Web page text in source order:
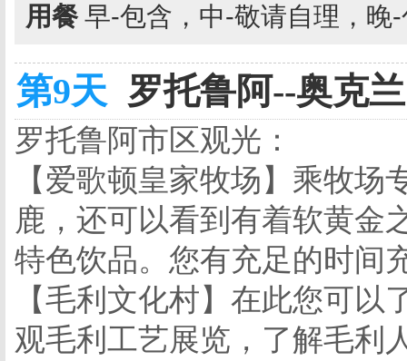
用餐 早-包含，中-敬请自理，晚
第9天 罗托鲁阿--奥克
罗托鲁阿市区观光：
【爱歌顿皇家牧场】乘牧
鹿，还可以看到有着软黄金
特色饮品。您有充足的时间
【毛利文化村】在此您可
观毛利工艺展览，了解毛利